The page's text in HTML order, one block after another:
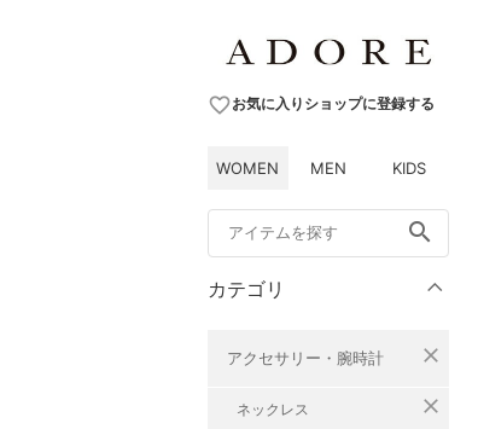
favorite_borderお気に入りショップに登録する
WOMEN MEN KIDS
search
カテゴリ
アクセサリー・腕時計 close
ネックレス close